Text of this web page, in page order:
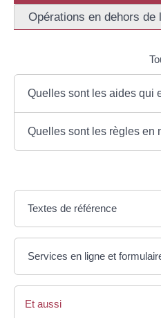
Opérations en dehors de
Quelles sont les aides qui
Quelles sont les règles en
Textes de référence
Services en ligne et
Et aussi